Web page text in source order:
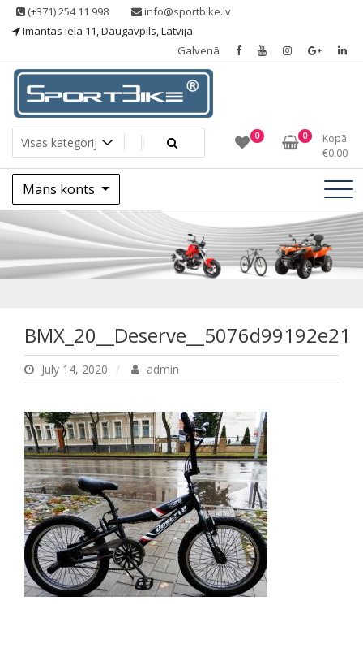
Skip (+371) 254 11 998
info@sportbike.lv
Imantas iela 11, Daugavpils, Latvija
Galvenā
Sportbike
Sporting goods 0 0
Kopā
€0.00
Mans konts
BMX_20__Deserve__5076d99192e21
July 14, 2020 admin